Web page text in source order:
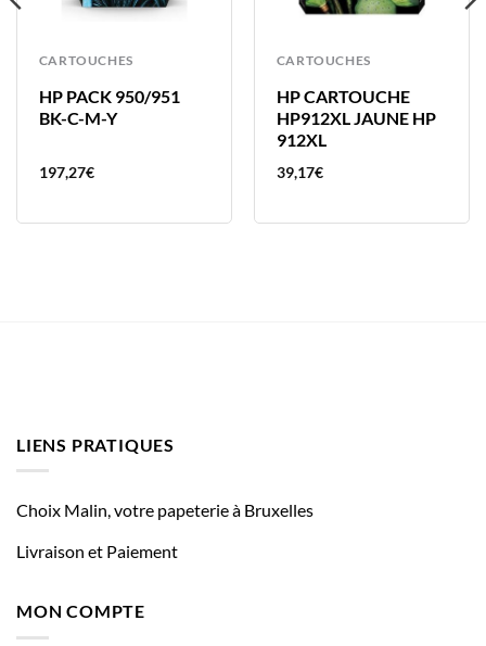
CARTOUCHES
HP PACK 950/951
BK-C-M-Y
197,27€
CARTOUCHES
HP CARTOUCHE
HP912XL JAUNE HP
912XL
39,17€
LIENS PRATIQUES
Choix Malin, votre papeterie à Bruxelles
Livraison et Paiement
MON COMPTE